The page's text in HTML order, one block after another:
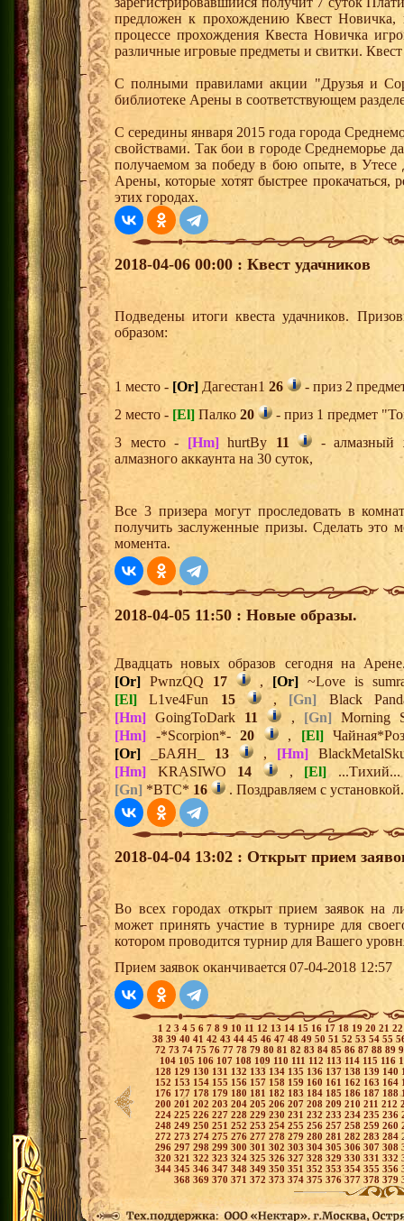
предложен к прохождению Квест
процессе прохождения Квеста Новичка
различные игровые предметы и свитки.
С полными правилами акции "Друзья и
библиотеке Арены в соответствующем
С середины января 2015 года города
свойствами. Так бои в городе Среднеморье
получаемом за победу в бою опыте, в
Арены, которые хотят быстрее прокачаться,
этих городах.
2018-04-06 00:00 : Квест удачников
Подведены итоги квеста удачников.
образом:
1 место - [Or] Дагестан1 26
- приз 2
2 место - [El] Палко 20
- приз 1 предмет
3 место - [Hm]hurtBy 11
- алмазный
алмазного аккаунта на 30 суток,
Все 3 призера могут проследовать в
получить заслуженные призы. Сделать это
момента.
2018-04-05 11:50 : Новые образы.
Двадцать новых образов сегодня на
[Or] PwnzQQ 17 , [Or] ~Love is
[El] L1ve4Fun 15 , [Gn] Black
[Hm] GoingToDark 11 , [Gn] Morning
[Hm] -*Scorpion*-20 , [El]
[Or] _БАЯН_ 13 , [Hm]
[Hm] KRASIWO 14 , [El]
[Gn] *BTC* 16 . Поздравляем с установкой.
2018-04-04 13:02 : Открыт прием
Во всех городах открыт прием заявок на
может принять участие в турнире для
котором проводится турнир для Вашего
Прием заявок оканчивается 07-04-2018 12:57
1 2 3 4 5 6 7 8 9 10 11 12 13 14 15 16 17 18 19 20 21
38 39 40 41 42 43 44 45 46 47 48 49 50 51 52 53 54 55
72 73 74 75 76 77 78 79 80 81 82 83 84 85 86 87 88 89
104 105 106 107 108 109 110 111 112 113 114 115 116
128 129 130 131 132 133 134 135 136 137138 139 140
152 153 154 155 156 157 158 159 160 161 162 163 164
176 177 178 179 180 181 182 183 184 185 186 187 188
200 201 202 203 204 205 206 207 208 209 210 211 212
224 225 226 227 228 229230 231 232 233 234 235 236
248 249 250 251 252 253 254 255 256 257 258 259 260
272 273 274 275 276 277 278 279 280 281 282 283 284
296 297 298 299 300 301 302 303 304 305 306 307 308
320 321 322 323 324 325 326 327 328 329 330 331 332
344 345 346 347 348 349 350 351 352 353 354 355 356
368 369 370 371 372 373 374 375 376377 378 379